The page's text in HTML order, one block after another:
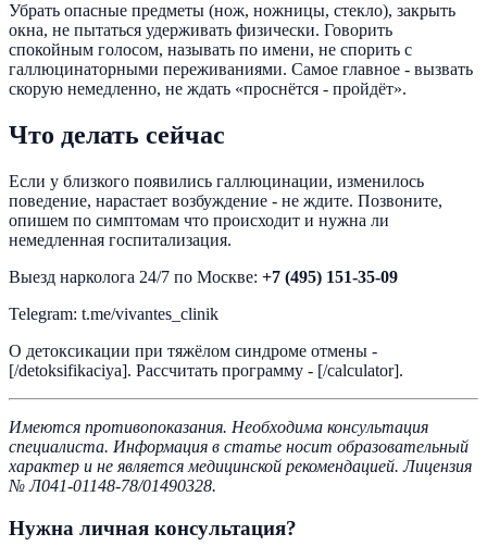
Убрать опасные предметы (нож, ножницы, стекло), закрыть
окна, не пытаться удерживать физически. Говорить
спокойным голосом, называть по имени, не спорить с
галлюцинаторными переживаниями. Самое главное - вызвать
скорую немедленно, не ждать «проснётся - пройдёт».
Что делать сейчас
Если у близкого появились галлюцинации, изменилось
поведение, нарастает возбуждение - не ждите. Позвоните,
опишем по симптомам что происходит и нужна ли
немедленная госпитализация.
Выезд нарколога 24/7 по Москве: +7 (495) 151-35-09
Telegram: t.me/vivantes_clinik
О детоксикации при тяжёлом синдроме отмены -
[/detoksifikaciya]. Рассчитать программу - [/calculator].
Имеются противопоказания. Необходима консультация
специалиста. Информация в статье носит образовательный
характер и не является медицинской рекомендацией. Лицензия
№ Л041-01148-78/01490328.
Нужна личная консультация?